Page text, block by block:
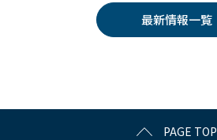
k
erk
et
n
a
最新情報一覧
PAGE TOP